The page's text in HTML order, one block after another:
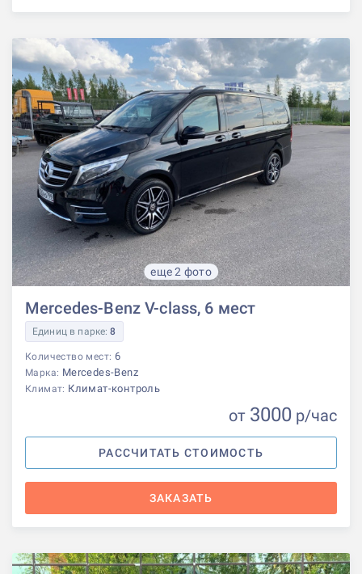
еще 2 фото
Mercedes-Benz V-class, 6 мест
Единиц в парке:8
Количество мест: 6
Марка: Mercedes-Benz
Климат: Климат-контроль
от 3000 р/час
РАССЧИТАТЬ СТОИМОСТЬ
ЗАКАЗАТЬ